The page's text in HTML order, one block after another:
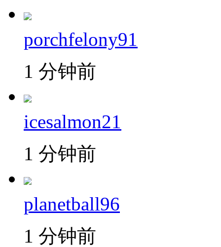
porchfelony91
1 分钟前
icesalmon21
1 分钟前
planetball96
1 分钟前